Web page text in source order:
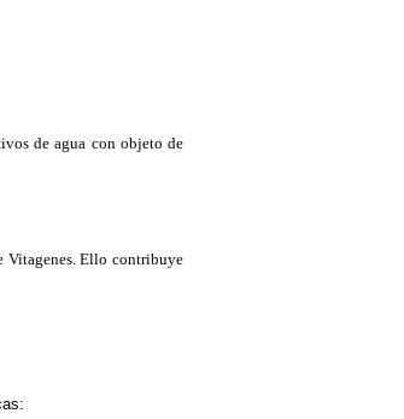
de agua con objeto de
Vitagenes. Ello contribuye